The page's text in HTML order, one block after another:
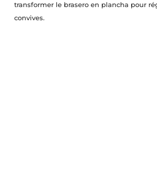
transformer le brasero en plancha pour
convives.